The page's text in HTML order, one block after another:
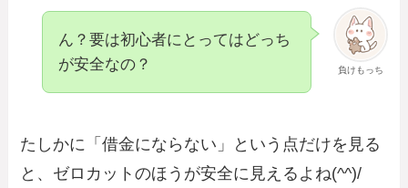
負けもっち
ん？要は初心者にとってはどっち
が安全なの？
たしかに「借金にならない」という点だけを見る
と、ゼロカットのほうが安全に見えるよね(^^)/